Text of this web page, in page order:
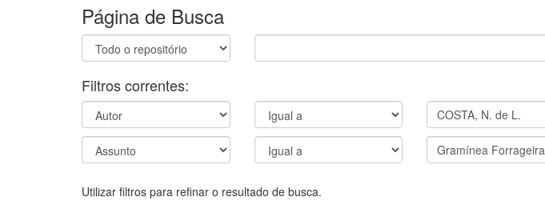
Página de Busca
Filtros correntes:
Utilizar filtros para refinar o resultado de busca.